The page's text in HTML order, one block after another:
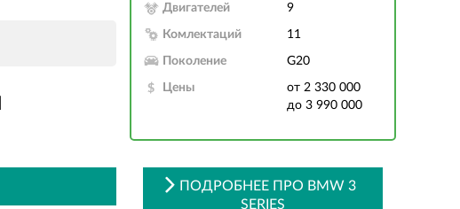
Двигателей 9
Комлектаций 11
Поколение G20
Цены
от 2 330 000
до 3 990 000
ПОДРОБНЕЕ ПРО BMW 3
SERIES